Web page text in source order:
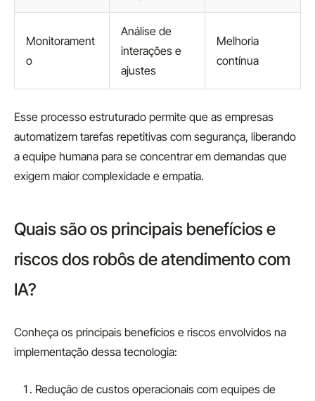
Monitorament
o
Análise de
interações e
ajustes
Melhoria
contínua
Esse processo estruturado permite que as empresas
automatizem tarefas repetitivas com segurança, liberando
a equipe humana para se concentrar em demandas que
exigem maior complexidade e empatia.
Quais são os principais benefícios e
riscos dos robôs de atendimento com
IA?
Conheça os principais benefícios e riscos envolvidos na
implementação dessa tecnologia:
Redução de custos operacionais com equipes de